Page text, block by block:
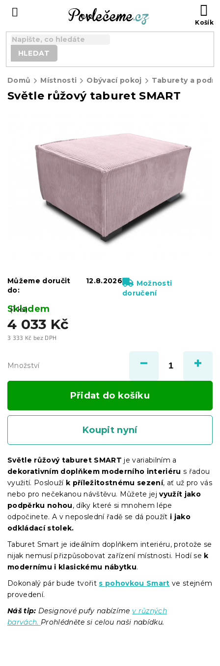
HLEDAT
Domů Místnosti Obývací pokoj Taburety a
Světle růžový taburet SMART
4 033 Kč
3 333 Kč bez DPH
Skladem
(1 ks)
Můžeme doručit
do:
12.8.2026
Možnosti
doručení
Množství
Přidat do košíku
Koupit nyní
Světle růžový taburet SMART je variabilním a
dekorativním doplňkem moderního interiéru s řadou
využití. Poslouží k příležitostnému sezení, ať už pro vás
nebo pro nečekanou návštěvu. Můžete jej využít jako
podpěrku nohou, díky které si mnohem lépe
odpočinete. A v neposlední řadě se dá použít i jako
odkládací stolek.
Taburet Smart je ideálním doplňkem interiéru, protože se
nijak nemusí přizpůsobovat zařízení místnosti. Hodí se k
modernímu i klasickému nábytku.
Dokonalý pár bude tvořit s pohovkou Smart ve stejném
provedení.
Náš tip: Designové pufy nabízímev různých
barvách. Prohlédněte si celou naši nabídku.